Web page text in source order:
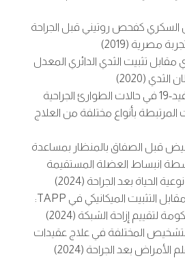
السكري كفحص روتيني قبل الجراحة
مصرية (2019)
مقابل تثبيت الثدي الدائري المعدل
(2020)
معدل الإصابة بكوفيد-19 في حالات الطوارئ الجراحية
المرتبطة بأنواع مختلفة من العلاج
قبل الصفاق بالمنظار بمساعدة
انبساط العضلة المستقيمة
الحياة بعد الجراحة (2024)
عدم تثبيت الشبكة مقابل التثبيت الميكانيكي في TAPP:
لتقييم إزاحة الشبكة (2024)
المختلفة في علاج عقيدات
بعد الجراحة (2024)